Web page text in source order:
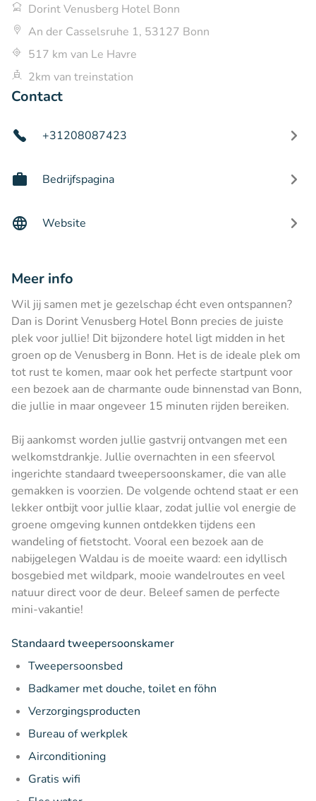
Dorint Venusberg Hotel Bonn
An der Casselsruhe 1, 53127 Bonn
517 km van Le Havre
2km van treinstation
Contact
+31208087423
Bedrijfspagina
Website
Meer info
Wil jij samen met je gezelschap écht even ontspannen?
Dan is Dorint Venusberg Hotel Bonn precies de juiste
plek voor jullie! Dit bijzondere hotel ligt midden in het
groen op de Venusberg in Bonn. Het is de ideale plek om
tot rust te komen, maar ook het perfecte startpunt voor
een bezoek aan de charmante oude binnenstad van Bonn,
die jullie in maar ongeveer 15 minuten rijden bereiken.
Bij aankomst worden jullie gastvrij ontvangen met een
welkomstdrankje. Jullie overnachten in een sfeervol
ingerichte standaard tweepersoonskamer, die van alle
gemakken is voorzien. De volgende ochtend staat er een
lekker ontbijt voor jullie klaar, zodat jullie vol energie de
groene omgeving kunnen ontdekken tijdens een
wandeling of fietstocht. Vooral een bezoek aan de
nabijgelegen Waldau is de moeite waard: een idyllisch
bosgebied met wildpark, mooie wandelroutes en veel
natuur direct voor de deur. Beleef samen de perfecte
mini-vakantie!
Standaard tweepersoonskamer
Tweepersoonsbed
Badkamer met douche, toilet en föhn
Verzorgingsproducten
Bureau of werkplek
Airconditioning
Gratis wifi